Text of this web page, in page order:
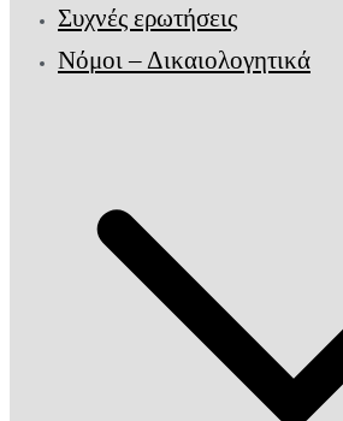
Συχνές ερωτήσεις
Νόμοι – Δικαιολογητικά